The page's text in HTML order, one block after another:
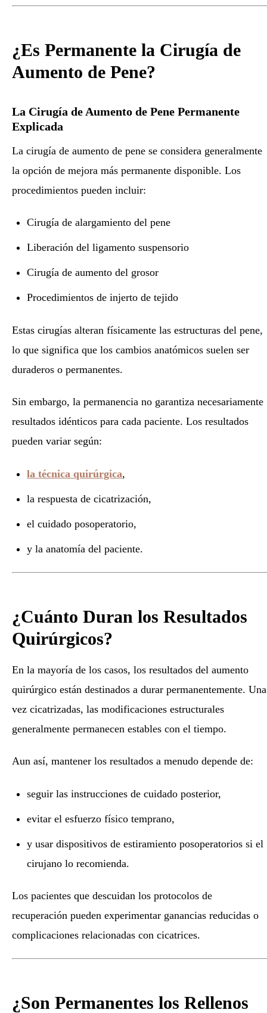
¿Es Permanente la Cirugía de
Aumento de Pene?
La Cirugía de Aumento de Pene Permanente
Explicada
La cirugía de aumento de pene se considera generalmente
la opción de mejora más permanente disponible. Los
procedimientos pueden incluir:
Cirugía de alargamiento del pene
Liberación del ligamento suspensorio
Cirugía de aumento del grosor
Procedimientos de injerto de tejido
Estas cirugías alteran físicamente las estructuras del pene,
lo que significa que los cambios anatómicos suelen ser
duraderos o permanentes.
Sin embargo, la permanencia no garantiza necesariamente
resultados idénticos para cada paciente. Los resultados
pueden variar según:
la técnica quirúrgica,
la respuesta de cicatrización,
el cuidado posoperatorio,
y la anatomía del paciente.
¿Cuánto Duran los Resultados
Quirúrgicos?
En la mayoría de los casos, los resultados del aumento
quirúrgico están destinados a durar permanentemente. Una
vez cicatrizadas, las modificaciones estructurales
generalmente permanecen estables con el tiempo.
Aun así, mantener los resultados a menudo depende de:
seguir las instrucciones de cuidado posterior,
evitar el esfuerzo físico temprano,
y usar dispositivos de estiramiento posoperatorios si el
cirujano lo recomienda.
Los pacientes que descuidan los protocolos de
recuperación pueden experimentar ganancias reducidas o
complicaciones relacionadas con cicatrices.
¿Son Permanentes los Rellenos